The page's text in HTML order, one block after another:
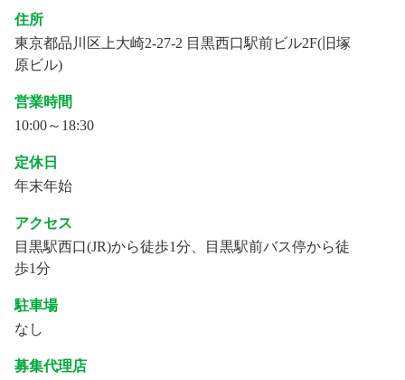
住所
東京都品川区上大崎2-27-2 目黒西口駅前ビル2F(旧塚
原ビル)
営業時間
10:00～18:30
定休日
年末年始
アクセス
目黒駅西口(JR)から徒歩1分、目黒駅前バス停から徒
歩1分
駐車場
なし
募集代理店